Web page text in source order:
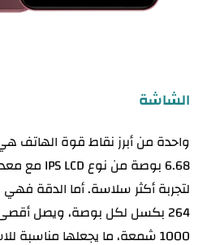
الشاشة
واحدة من أبرز نقاط قوة الهاتف
264 بكسل لكل بوصة، ويصل
1000 شمعة، ما يجعلها مناسبة